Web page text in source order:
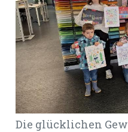
Romanshorn:
offizielle
Mitteilungen
Die glücklichen